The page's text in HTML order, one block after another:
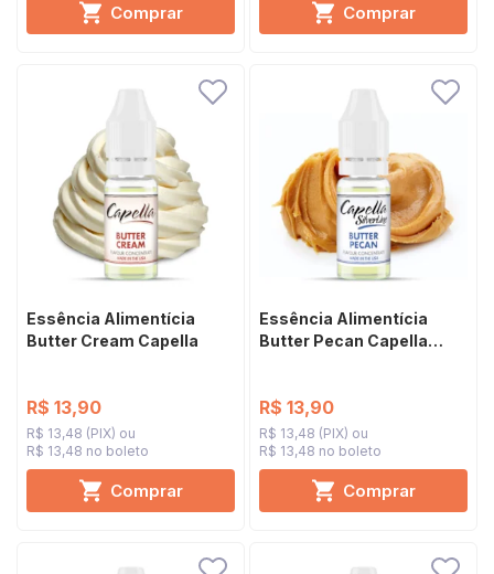
Comprar Comprar
Essência Alimentícia
Butter Cream Capella
R$ 13,90
R$ 13,48 (PIX)
R$ 13,48 no boleto
Comprar
Essência Alimentícia
Butter Pecan Capella
R$ 13,90
R$ 13,48 (PIX)
R$ 13,48 no boleto
Comprar